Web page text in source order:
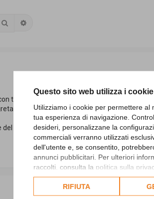
Questo sito web utilizza i cookie
Utilizziamo i cookie per permettere
tua esperienza di navigazione.
desideri, personalizzane la
commerciali verranno utilizzati
dell'utente e, se consentito,
annunci pubblicitari. Per ulteriori
raccolti, consulta la politica sulla
Consulta l'informativa cookie
RIFIUTA
Cerca
trattava diretta sul MEPA, vi domando
comunale o è sufficiente stipula sul
contratto (€200) più imposta di bollo (€45)?